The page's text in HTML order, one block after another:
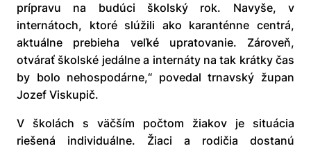
prípravu na budúci školský rok. Navyše, v
internátoch, ktoré slúžili ako karanténne centrá,
aktuálne prebieha veľké upratovanie. Zároveň,
otvárať školské jedálne a internáty na tak krátky čas
by bolo nehospodárne,“ povedal trnavský župan
Jozef Viskupič.
V školách s väčším počtom žiakov je situácia
riešená individuálne. Žiaci a rodičia dostanú